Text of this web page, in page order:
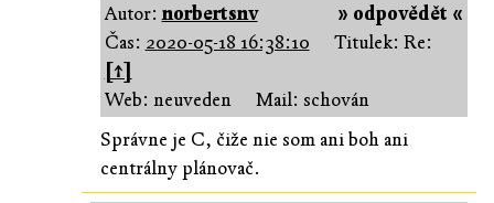
» odpovědět «
Autor:norbertsnv
Čas: 2020-05-18 16:38:10
Titulek: Re:
[↑]
Web: neuveden
Mail: schován
Správne je C, čiže nie som ani boh ani
centrálny plánovač.